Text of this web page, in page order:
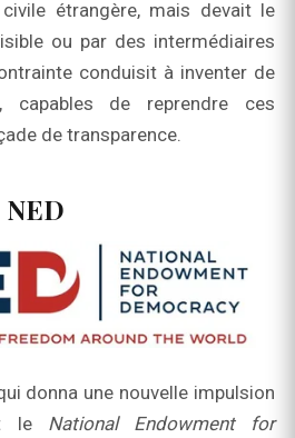
étrangère, mais devait le
ou par des intermédiaires
conduisit à inventer de
capables de reprendre ces
de transparence.
donna une nouvelle impulsion
le National Endowment for